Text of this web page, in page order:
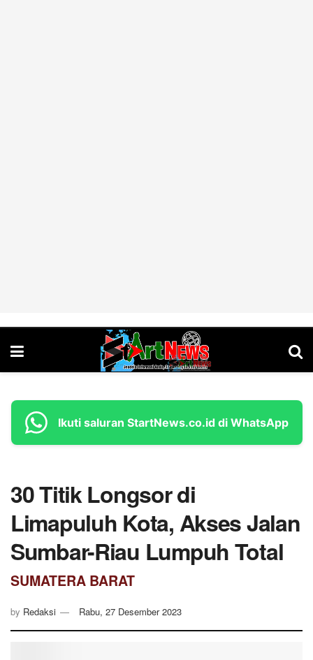
Ikuti saluran StartNews.co.id di WhatsApp
30 Titik Longsor di
Limapuluh Kota, Akses Jalan
Sumbar-Riau Lumpuh Total
SUMATERA BARAT
by Redaksi Rabu, 27 Desember 2023